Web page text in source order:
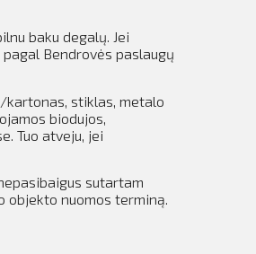
baku degalų. Jei
Bendrovės paslaugų
kartonas, stiklas, metalo
biodujos,
Tuo atveju, jei
sutartam
objekto nuomos terminą.